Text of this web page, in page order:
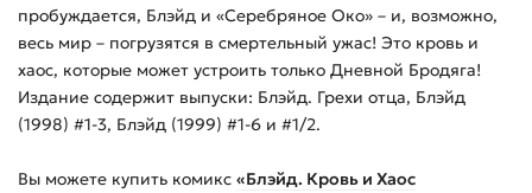
пробуждается, Блэйд и «Серебряное Око» – и, возможно,
весь мир – погрузятся в смертельный ужас! Это кровь и
хаос, которые может устроить только Дневной Бродяга!
Издание содержит выпуски: Блэйд. Грехи отца, Блэйд
(1998) #1-3, Блэйд (1999) #1-6 и #1/2.
Вы можете купить комикс «Блэйд. Кровь и Хаос